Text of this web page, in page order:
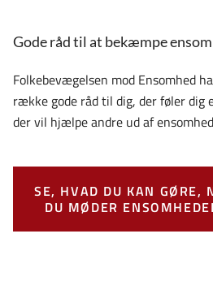
Gode råd til at bekæmpe
Folkebevægelsen mod Ensomhed
række gode råd til dig, der føler dig
der vil hjælpe andre ud af
SE, HVAD DU KAN GØRE,
DU MØDER